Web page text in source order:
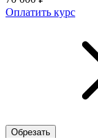
Оплатить курс
Обрезать